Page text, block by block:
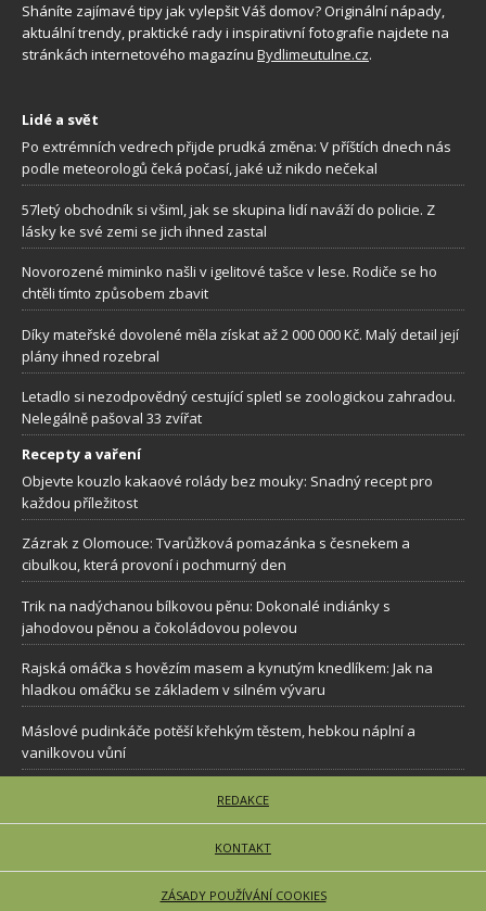
Sháníte zajímavé tipy jak vylepšit Váš domov? Originální nápady,
aktuální trendy, praktické rady i inspirativní fotografie najdete na
stránkách internetového magazínu Bydlimeutulne.cz.
Lidé a svět
Po extrémních vedrech přijde prudká změna: V příštích dnech nás
podle meteorologů čeká počasí, jaké už nikdo nečekal
57letý obchodník si všiml, jak se skupina lidí naváží do policie. Z
lásky ke své zemi se jich ihned zastal
Novorozené miminko našli v igelitové tašce v lese. Rodiče se ho
chtěli tímto způsobem zbavit
Díky mateřské dovolené měla získat až 2 000 000 Kč. Malý detail její
plány ihned rozebral
Letadlo si nezodpovědný cestující spletl se zoologickou zahradou.
Nelegálně pašoval 33 zvířat
Recepty a vaření
Objevte kouzlo kakaové rolády bez mouky: Snadný recept pro
každou příležitost
Zázrak z Olomouce: Tvarůžková pomazánka s česnekem a
cibulkou, která provoní i pochmurný den
Trik na nadýchanou bílkovou pěnu: Dokonalé indiánky s
jahodovou pěnou a čokoládovou polevou
Rajská omáčka s hovězím masem a kynutým knedlíkem: Jak na
hladkou omáčku se základem v silném vývaru
Máslové pudinkáče potěší křehkým těstem, hebkou náplní a
vanilkovou vůní
REDAKCE
KONTAKT
ZÁSADY POUŽÍVÁNÍ COOKIES